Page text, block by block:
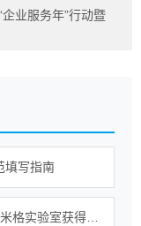
业服务年”行动暨
填写指南